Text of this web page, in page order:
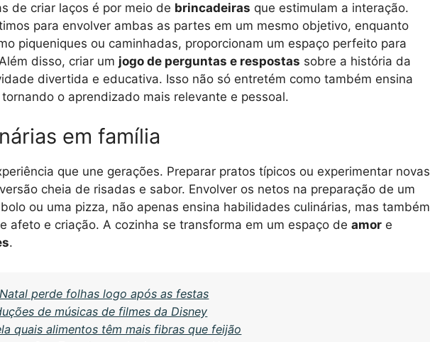
de criar laços é por meio de brincadeiras que estimulam a interação.
para envolver ambas as partes em um mesmo objetivo, enquanto
piqueniques ou caminhadas, proporcionam um espaço perfeito para
disso, criar um jogo de perguntas e respostas sobre a história da
divertida e educativa. Isso não só entretém como também ensina
o aprendizado mais relevante e pessoal.
em família
que une gerações. Preparar pratos típicos ou experimentar novas
cheia de risadas e sabor. Envolver os netos na preparação de um
ou uma pizza, não apenas ensina habilidades culinárias, mas também
afeto e criação. A cozinha se transforma em um espaço de amor e
.
perde folhas logo após as festas
de músicas de filmes da Disney
quais alimentos têm mais fibras que feijão